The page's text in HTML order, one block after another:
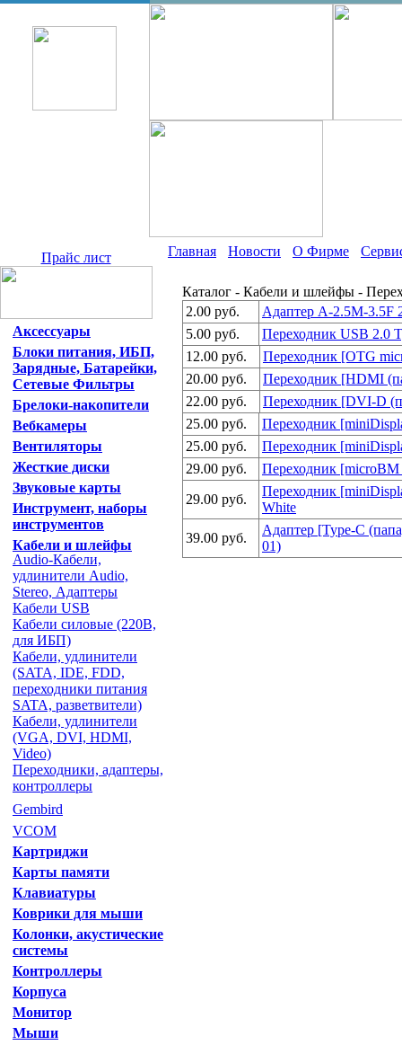
Прайс лист Главная Новости О Фирме
Аксессуары
Блоки питания, ИБП,
Зарядные, Батарейки,
Сетевые Фильтры
Брелоки-накопители
Вебкамеры
Вентиляторы
Жесткие диски
Звуковые карты
Инструмент, наборы
инструментов
Кабели и шлейфы
Audio-Кабели,
удлинители Audio,
Stereo, Адаптеры
Кабели USB
Кабели силовые (220В,
для ИБП)
Кабели, удлинители
(SATA, IDE, FDD,
переходники питания
SATA, разветвители)
Кабели, удлинители
(VGA, DVI, HDMI,
Video)
Переходники, адаптеры,
контроллеры
Gembird
VCOM
Картриджи
Карты памяти
Клавиатуры
Коврики для мыши
Колонки, акустические
системы
Контроллеры
Корпуса
Монитор
Мыши
Каталог - Кабели и шлейфы -
2.00 руб.
Адаптер A-2.5M-3.5F
5.00 руб.
Переходник USB 2.0
12.00 руб.
Переходник [OTG
20.00 руб.
Переходник [HDMI
22.00 руб.
Переходник [DVI-D
25.00 руб.
Переходник
25.00 руб.
Переходник
29.00 руб.
Переходник
29.00 руб.
Переходник
White
39.00 руб.
Адаптер [Type-C
01)